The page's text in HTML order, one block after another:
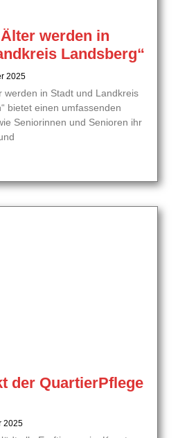
werden in
Landsberg“
2025
werden in Stadt und Landkreis
bietet einen umfassenden
Seniorinnen und Senioren ihr
der QuartierPflege
2025